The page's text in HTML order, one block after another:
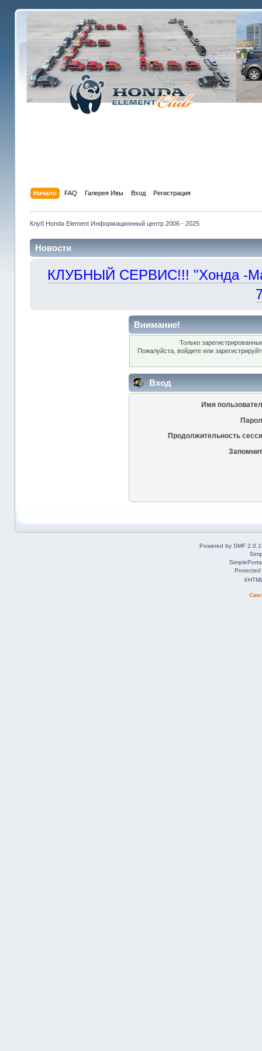
Начало FAQ Галерея Ивы Вход Регистрация
Клуб Honda Element Информационный центр 2006 - 2025
Новости
КЛУБНЫЙ СЕРВИС!!! "Хонда -
Внимание!
Только
Пожалуйста, войдите или
Вход
Имя
Продолжительность
Powered by SMF